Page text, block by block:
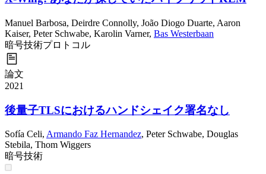
Manuel Barbosa, Deirdre Connolly, João Diogo Duarte, Aaron
Kaiser, Peter Schwabe, Karolin Varner, Bas Westerbaan
暗号技術プロトコル
論文
2021
後量子TLSにおけるハンドシェイク署名なし
Sofía Celi, Armando Faz Hernandez, Peter Schwabe, Douglas
Stebila, Thom Wiggers
暗号技術